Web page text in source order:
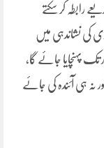
رابطہ کر سکتے
کی نشاندہی میں
پہنچایا جائے گا،
نہ ہی آئندہ کی جائے